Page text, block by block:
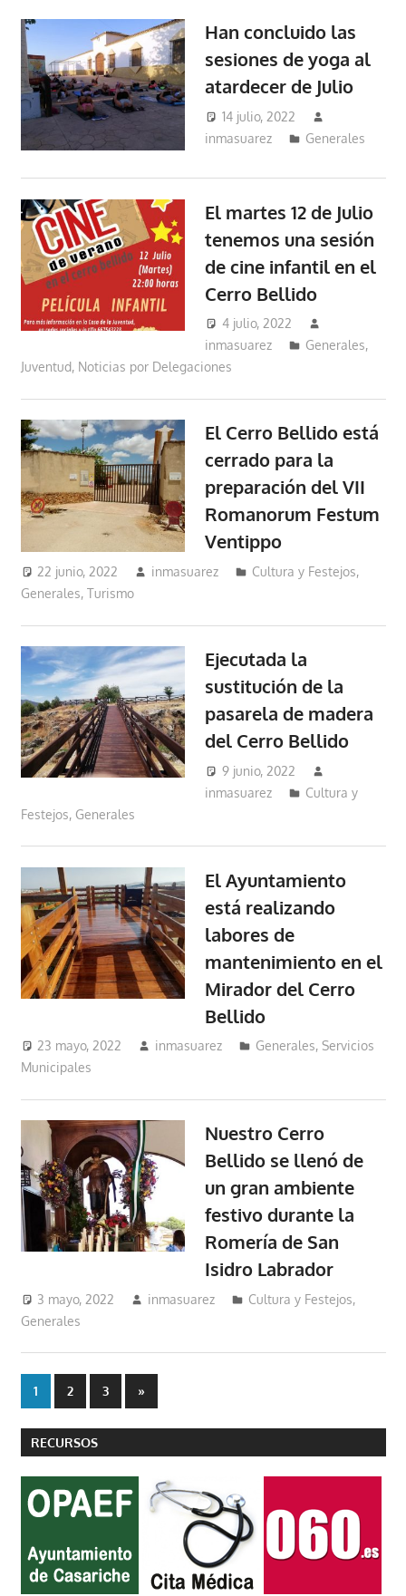
Han concluido las
sesiones de yoga al
atardecer de Julio
14 julio, 2022
inmasuarez
Generales
El martes 12 de Julio
tenemos una sesión
de cine infantil en el
Cerro Bellido
4 julio, 2022
inmasuarez
Generales,
Juventud, Noticias por Delegaciones
El Cerro Bellido está
cerrado para la
preparación del VII
Romanorum Festum
Ventippo
22 junio, 2022 inmasuarez Cultura y Festejos,
Generales, Turismo
Ejecutada la
sustitución de la
pasarela de madera
del Cerro Bellido
9 junio, 2022
inmasuarez
Cultura y
Festejos, Generales
El Ayuntamiento
está realizando
labores de
mantenimiento en el
Mirador del Cerro
Bellido
23 mayo, 2022 inmasuarez Generales,Servicios
Municipales
Nuestro Cerro
Bellido se llenó de
un gran ambiente
festivo durante la
Romería de San
Isidro Labrador
3 mayo, 2022 inmasuarez Cultura y Festejos,
Generales
Paginación
de
entradas
1 2 3
Entradas
siguientes
»
RECURSOS